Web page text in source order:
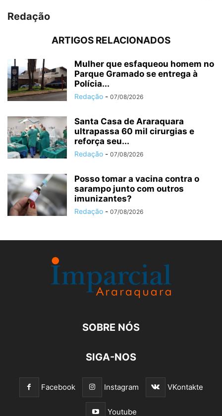
Redação
ARTIGOS RELACIONADOS
Mulher que esfaqueou homem no
Parque Gramado se entrega à
Polícia...
Redação - 07/08/2026
Santa Casa de Araraquara
ultrapassa 60 mil cirurgias e
reforça seu...
Redação - 07/08/2026
Posso tomar a vacina contra o
sarampo junto com outros
imunizantes?
Redação - 07/08/2026
SOBRE NÓS
SIGA-NOS
Facebook Instagram VKontakte
Youtube